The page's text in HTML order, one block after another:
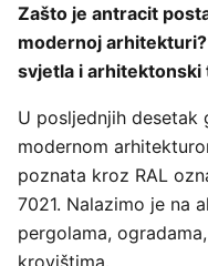
Zašto je antracit
modernoj
svjetla i arhitektonski
U posljednjih desetak
modernom
poznata kroz RAL
7021. Nalazimo je na
pergolama,
krovištima.